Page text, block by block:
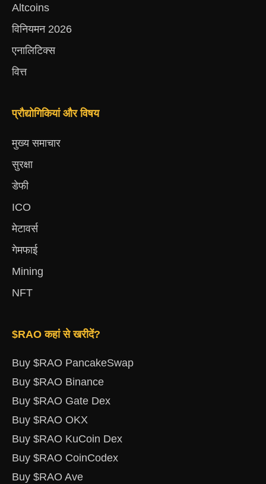
Altcoins
विनियमन 2026
एनालिटिक्स
वित्त
प्रौद्योगिकियां और विषय
मुख्य समाचार
सुरक्षा
डेफी
ICO
मेटावर्स
गेमफाई
Mining
NFT
$RAO कहां से खरीदें?
Buy $RAO PancakeSwap
Buy $RAO Binance
Buy $RAO Gate Dex
Buy $RAO OKX
Buy $RAO KuCoin Dex
Buy $RAO CoinCodex
Buy $RAO Ave